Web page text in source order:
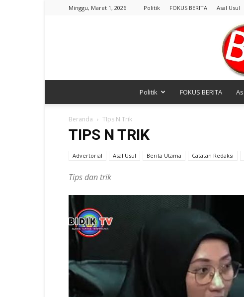
Minggu, Maret 1, 2026 Politik FOKUS BERITA Asal Usul
Politik FOKUS BERITA
Beranda TIps N Trik
TIPS N TRIK
Advertorial Asal Usul Berita Utama Catatan Redaksi
Tips dan trik